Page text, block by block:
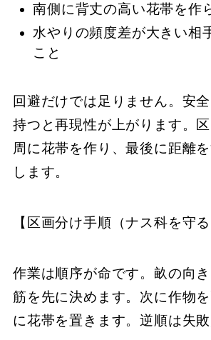
南側に背丈の高い花帯を作
水やりの頻度差が大きい相
こと
回避だけでは足りません。安
持つと再現性が上がります。
周に花帯を作り、最後に距離
します。
【区画分け手順（ナス科を守る
作業は順序が命です。畝の向
筋を先に決めます。次に作物
に花帯を置きます。逆順は失敗